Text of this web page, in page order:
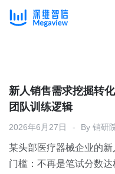
产品总览
产品集成
下载客户端
解决方案
按行业
客户案例
开放平台
新人销售需求挖掘转
团队训练逻辑
2026年6月27日 By 销研
某头部医疗器械企业的
门槛：不再是笔试分数